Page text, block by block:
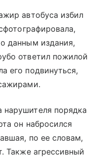
автобуса избил
данным издания,
ответил пожилой
его подвинуться,
порядка
он набросился
по ее словам,
Также агрессивный